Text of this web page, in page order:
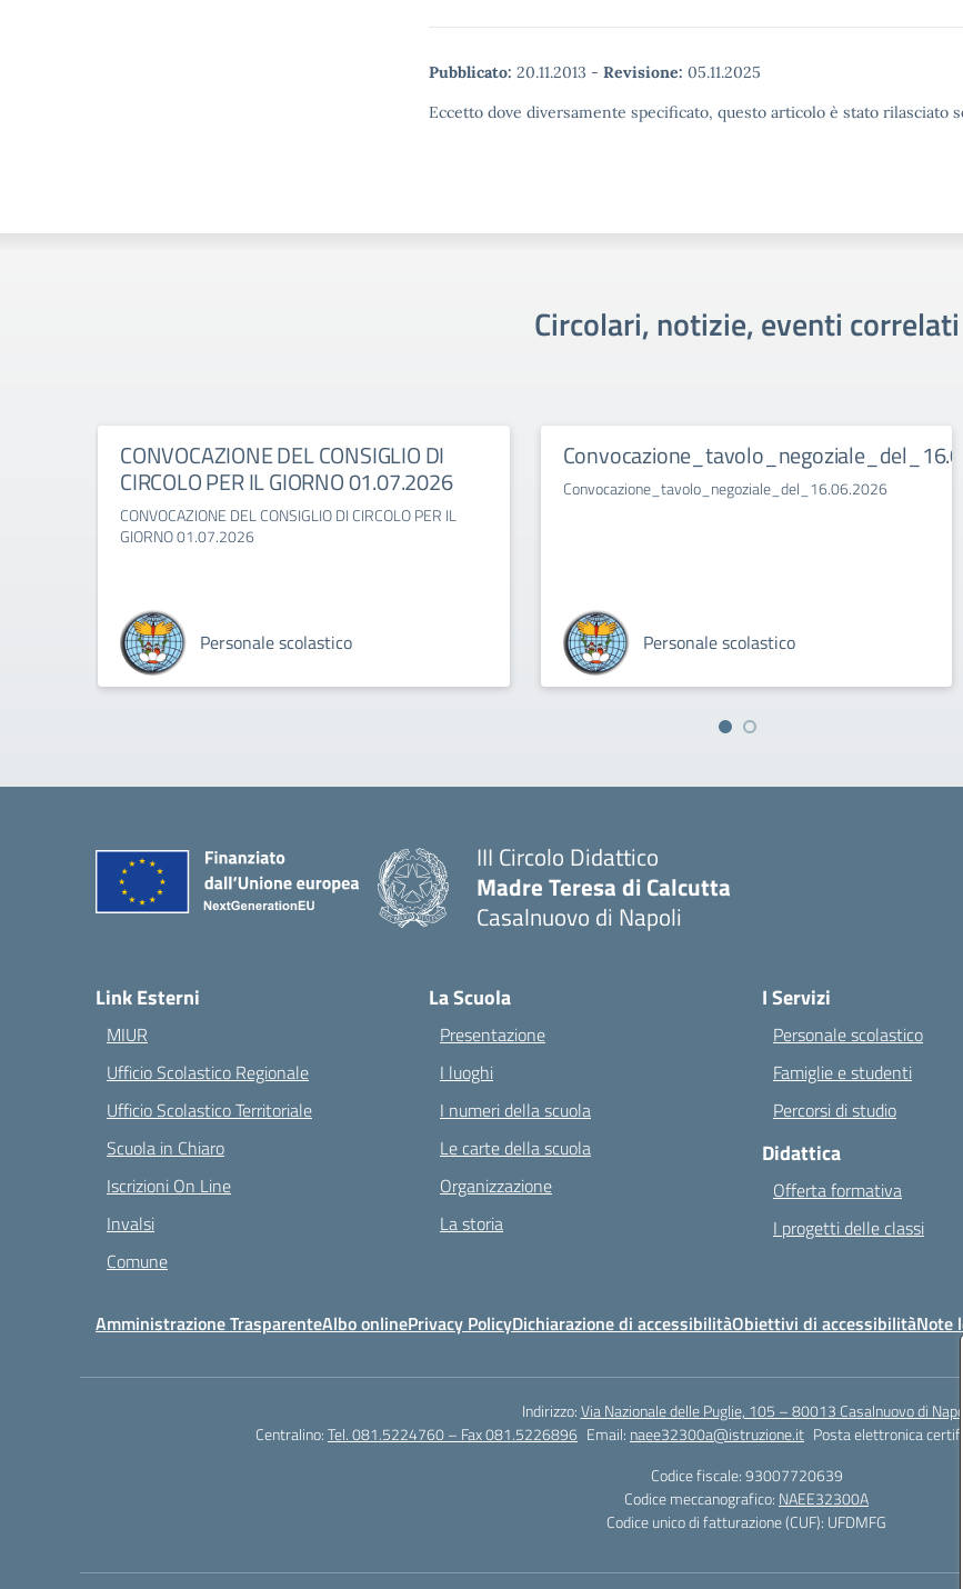
Pubblicato: 20.11.2013 - Revisione: 05.11.2025
Eccetto dove diversamente specificato, questo articolo è stato rilasciato
Circolari, notizie, eventi correlati
CONVOCAZIONE DEL CONSIGLIO DI
CIRCOLO PER IL GIORNO 01.07.2026
CONVOCAZIONE DEL CONSIGLIO DI CIRCOLO PER IL
GIORNO 01.07.2026
Personale scolastico
Convocazione_tavolo_negoziale_del_16.06.2026
Personale scolastico
III Circolo Didattico
Madre Teresa di Calcutta
Casalnuovo di Napoli
Link Esterni
MIUR
Ufficio Scolastico Regionale
Ufficio Scolastico Territoriale
Scuola in Chiaro
Iscrizioni On Line
Invalsi
Comune
La Scuola
Presentazione
I luoghi
I numeri della scuola
Le carte della scuola
Organizzazione
La storia
I Servizi
Personale scolastico
Famiglie e studenti
Percorsi di studio
Didattica
Offerta formativa
I progetti delle classi
Amministrazione TrasparenteAlbo onlinePrivacy PolicyDichiarazione di accessibilitàObiettivi di accessibilitàNote
Indirizzo:Via Nazionale delle Puglie, 105 – 80013 Casalnuovo di Napoli
Centralino:Tel. 081.5224760 – Fax 081.5226896 Email: naee32300a@istruzione.it Posta elettronica
Codice fiscale: 93007720639
Codice meccanografico: NAEE32300A
Codice unico di fatturazione (CUF): UFDMFG